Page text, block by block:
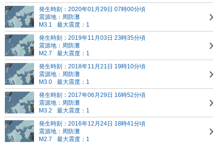
発生時刻：2020年01月29日 07時00分頃
震源地：周防灘
M3.1
最大震度：1
発生時刻：2019年11月03日 23時35分頃
震源地：周防灘
M2.7
最大震度：1
発生時刻：2018年11月21日 19時10分頃
震源地：周防灘
M3.0
最大震度：1
発生時刻：2017年06月29日 16時52分頃
震源地：周防灘
M3.2
最大震度：1
発生時刻：2016年12月24日 18時41分頃
震源地：周防灘
M2.7
最大震度：1